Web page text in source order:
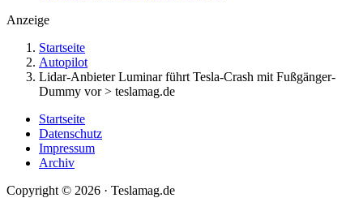
Anzeige
Startseite
Autopilot
Lidar-Anbieter Luminar führt Tesla-Crash mit Fußgänger-
Dummy vor > teslamag.de
Startseite
Datenschutz
Impressum
Archiv
Copyright © 2026 · Teslamag.de